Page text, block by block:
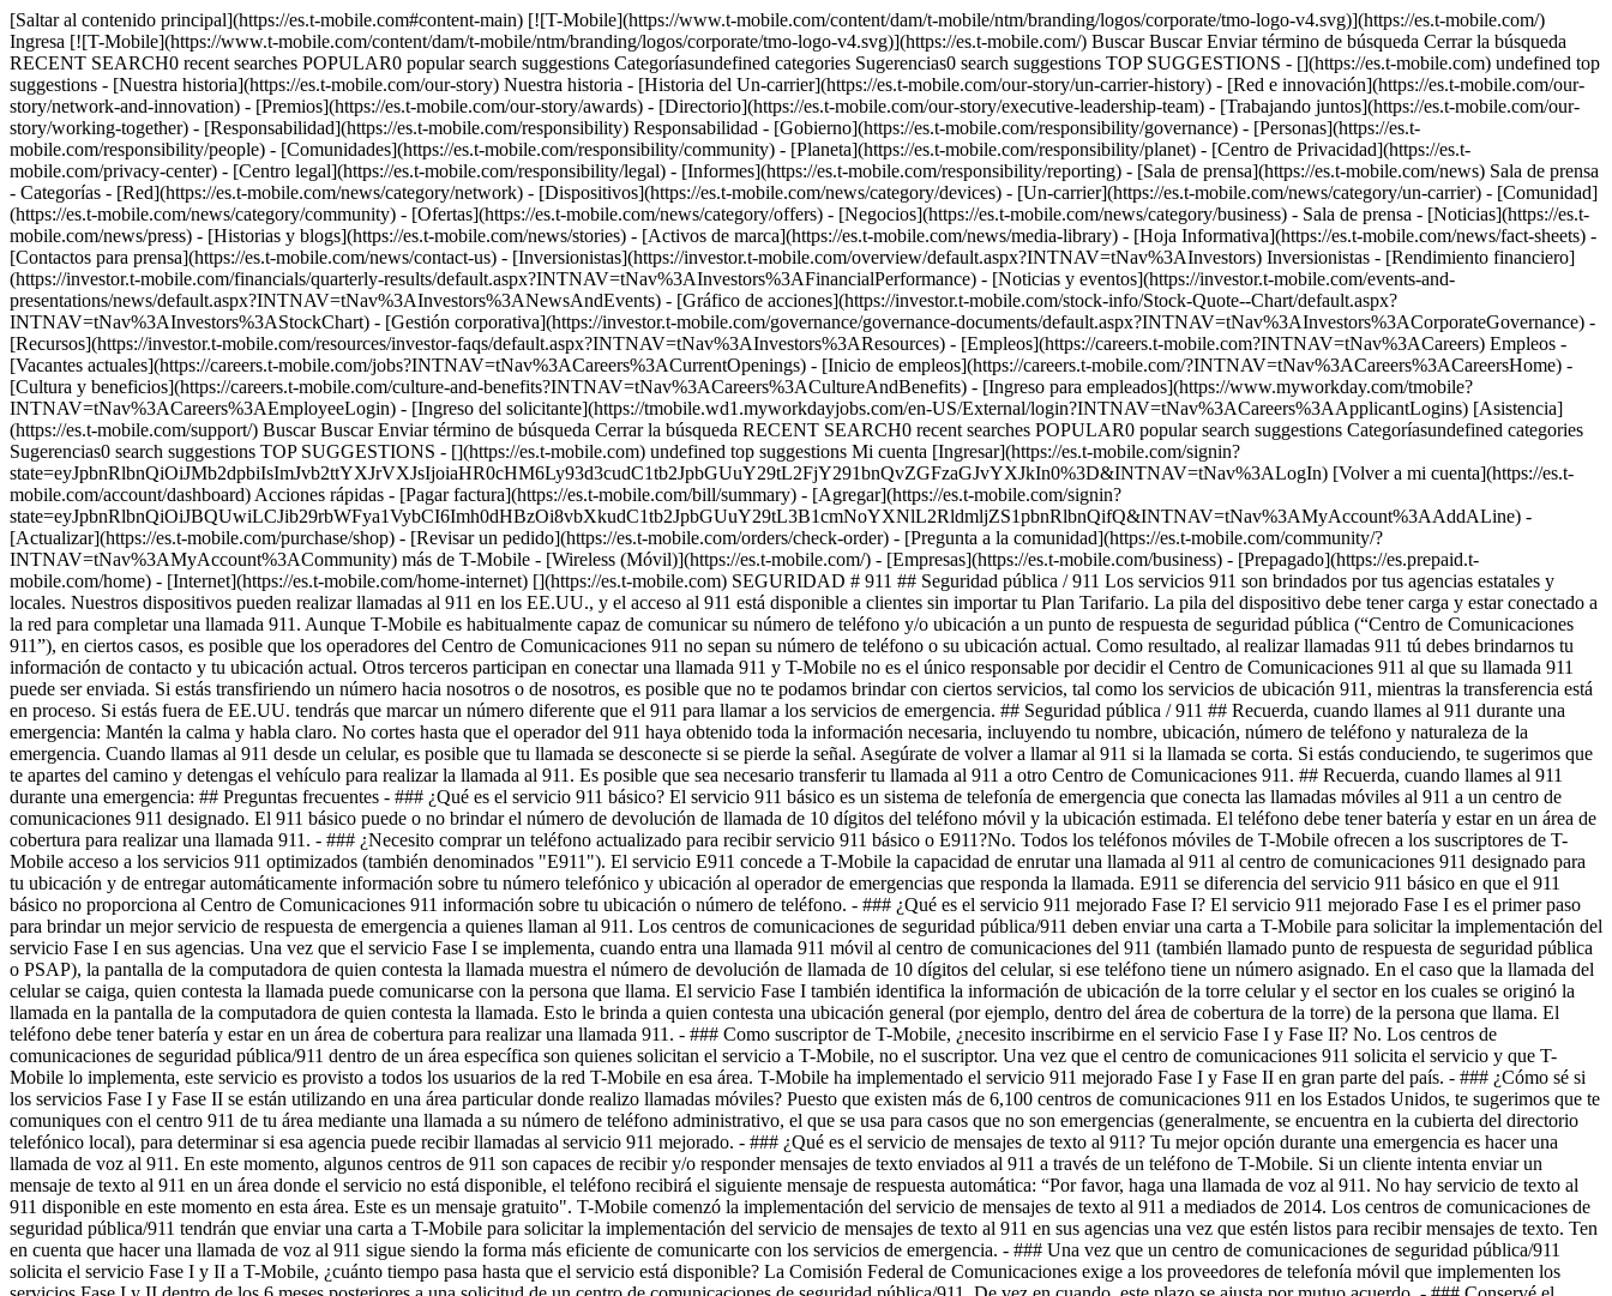
[Saltar al contenido principal](https://es.t-mobile.com#content-main) [![T-Mobile](https://www.t-mobile.com/content/dam/t-mobile/ntm/branding/logos/corporate/tmo-logo-v4.svg)](https://es.t-mobile.com/) Ingresa [![T-Mobile](https://www.t-mobile.com/content/dam/t-mobile/ntm/branding/logos/corporate/tmo-logo-v4.svg)](https://es.t-mobile.com/) Buscar Buscar Enviar término de búsqueda Cerrar la búsqueda RECENT SEARCH0 recent searches POPULAR0 popular search suggestions Categoríasundefined categories Sugerencias0 search suggestions TOP SUGGESTIONS - [](https://es.t-mobile.com) undefined top suggestions - [Nuestra historia](https://es.t-mobile.com/our-story) Nuestra historia - [Historia del Un-carrier](https://es.t-mobile.com/our-story/un-carrier-history) - [Red e innovación](https://es.t-mobile.com/our-story/network-and-innovation) - [Premios](https://es.t-mobile.com/our-story/awards) - [Directorio](https://es.t-mobile.com/our-story/executive-leadership-team) - [Trabajando juntos](https://es.t-mobile.com/our-story/working-together) - [Responsabilidad](https://es.t-mobile.com/responsibility) Responsabilidad - [Gobierno](https://es.t-mobile.com/responsibility/governance) - [Personas](https://es.t-mobile.com/responsibility/people) - [Comunidades](https://es.t-mobile.com/responsibility/community) - [Planeta](https://es.t-mobile.com/responsibility/planet) - [Centro de Privacidad](https://es.t-mobile.com/privacy-center) - [Centro legal](https://es.t-mobile.com/responsibility/legal) - [Informes](https://es.t-mobile.com/responsibility/reporting) - [Sala de prensa](https://es.t-mobile.com/news) Sala de prensa - Categorías - [Red](https://es.t-mobile.com/news/category/network) - [Dispositivos](https://es.t-mobile.com/news/category/devices) - [Un-carrier](https://es.t-mobile.com/news/category/un-carrier) - [Comunidad](https://es.t-mobile.com/news/category/community) - [Ofertas](https://es.t-mobile.com/news/category/offers) - [Negocios](https://es.t-mobile.com/news/category/business) - Sala de prensa - [Noticias](https://es.t-mobile.com/news/press) - [Historias y blogs](https://es.t-mobile.com/news/stories) - [Activos de marca](https://es.t-mobile.com/news/media-library) - [Hoja Informativa](https://es.t-mobile.com/news/fact-sheets) - [Contactos para prensa](https://es.t-mobile.com/news/contact-us) - [Inversionistas](https://investor.t-mobile.com/overview/default.aspx?INTNAV=tNav%3AInvestors) Inversionistas - [Rendimiento financiero](https://investor.t-mobile.com/financials/quarterly-results/default.aspx?INTNAV=tNav%3AInvestors%3AFinancialPerformance) - [Noticias y eventos](https://investor.t-mobile.com/events-and-presentations/news/default.aspx?INTNAV=tNav%3AInvestors%3ANewsAndEvents) - [Gráfico de acciones](https://investor.t-mobile.com/stock-info/Stock-Quote--Chart/default.aspx?INTNAV=tNav%3AInvestors%3AStockChart) - [Gestión corporativa](https://investor.t-mobile.com/governance/governance-documents/default.aspx?INTNAV=tNav%3AInvestors%3ACorporateGovernance) - [Recursos](https://investor.t-mobile.com/resources/investor-faqs/default.aspx?INTNAV=tNav%3AInvestors%3AResources) - [Empleos](https://careers.t-mobile.com?INTNAV=tNav%3ACareers) Empleos - [Vacantes actuales](https://careers.t-mobile.com/jobs?INTNAV=tNav%3ACareers%3ACurrentOpenings) - [Inicio de empleos](https://careers.t-mobile.com/?INTNAV=tNav%3ACareers%3ACareersHome) - [Cultura y beneficios](https://careers.t-mobile.com/culture-and-benefits?INTNAV=tNav%3ACareers%3ACultureAndBenefits) - [Ingreso para empleados](https://www.myworkday.com/tmobile?INTNAV=tNav%3ACareers%3AEmployeeLogin) - [Ingreso del solicitante](https://tmobile.wd1.myworkdayjobs.com/en-US/External/login?INTNAV=tNav%3ACareers%3AApplicantLogins) [Asistencia](https://es.t-mobile.com/support/) Buscar Buscar Enviar término de búsqueda Cerrar la búsqueda RECENT SEARCH0 recent searches POPULAR0 popular search suggestions Categoríasundefined categories Sugerencias0 search suggestions TOP SUGGESTIONS - [](https://es.t-mobile.com) undefined top suggestions Mi cuenta [Ingresar](https://es.t-mobile.com/signin?state=eyJpbnRlbnQiOiJMb2dpbiIsImJvb2ttYXJrVXJsIjoiaHR0cHM6Ly93d3cudC1tb2JpbGUuY29tL2FjY291bnQvZGFzaGJvYXJkIn0%3D&INTNAV=tNav%3ALogIn) [Volver a mi cuenta](https://es.t-mobile.com/account/dashboard) Acciones rápidas - [Pagar factura](https://es.t-mobile.com/bill/summary) - [Agregar](https://es.t-mobile.com/signin?state=eyJpbnRlbnQiOiJBQUwiLCJib29rbWFya1VybCI6Imh0dHBzOi8vbXkudC1tb2JpbGUuY29tL3B1cmNoYXNlL2RldmljZS1pbnRlbnQifQ&INTNAV=tNav%3AMyAccount%3AAddALine) - [Actualizar](https://es.t-mobile.com/purchase/shop) - [Revisar un pedido](https://es.t-mobile.com/orders/check-order) - [Pregunta a la comunidad](https://es.t-mobile.com/community/?INTNAV=tNav%3AMyAccount%3ACommunity) más de T-Mobile - [Wireless (Móvil)](https://es.t-mobile.com/) - [Empresas](https://es.t-mobile.com/business) - [Prepagado](https://es.prepaid.t-mobile.com/home) - [Internet](https://es.t-mobile.com/home-internet) [](https://es.t-mobile.com) SEGURIDAD # 911 ## Seguridad pública / 911 Los servicios 911 son brindados por tus agencias estatales y locales. Nuestros dispositivos pueden realizar llamadas al 911 en los EE.UU., y el acceso al 911 está disponible a clientes sin importar tu Plan Tarifario. La pila del dispositivo debe tener carga y estar conectado a la red para completar una llamada 911. Aunque T-Mobile es habitualmente capaz de comunicar su número de teléfono y/o ubicación a un punto de respuesta de seguridad pública (“Centro de Comunicaciones 911”), en ciertos casos, es posible que los operadores del Centro de Comunicaciones 911 no sepan su número de teléfono o su ubicación actual. Como resultado, al realizar llamadas 911 tú debes brindarnos tu información de contacto y tu ubicación actual. Otros terceros participan en conectar una llamada 911 y T-Mobile no es el único responsable por decidir el Centro de Comunicaciones 911 al que su llamada 911 puede ser enviada. Si estás transfiriendo un número hacia nosotros o de nosotros, es posible que no te podamos brindar con ciertos servicios, tal como los servicios de ubicación 911, mientras la transferencia está en proceso. Si estás fuera de EE.UU. tendrás que marcar un número diferente que el 911 para llamar a los servicios de emergencia. ## Seguridad pública / 911 ## Recuerda, cuando llames al 911 durante una emergencia: Mantén la calma y habla claro. No cortes hasta que el operador del 911 haya obtenido toda la información necesaria, incluyendo tu nombre, ubicación, número de teléfono y naturaleza de la emergencia. Cuando llamas al 911 desde un celular, es posible que tu llamada se desconecte si se pierde la señal. Asegúrate de volver a llamar al 911 si la llamada se corta. Si estás conduciendo, te sugerimos que te apartes del camino y detengas el vehículo para realizar la llamada al 911. Es posible que sea necesario transferir tu llamada al 911 a otro Centro de Comunicaciones 911. ## Recuerda, cuando llames al 911 durante una emergencia: ## Preguntas frecuentes - ### ¿Qué es el servicio 911 básico? El servicio 911 básico es un sistema de telefonía de emergencia que conecta las llamadas móviles al 911 a un centro de comunicaciones 911 designado. El 911 básico puede o no brindar el número de devolución de llamada de 10 dígitos del teléfono móvil y la ubicación estimada. El teléfono debe tener batería y estar en un área de cobertura para realizar una llamada 911. - ### ¿Necesito comprar un teléfono actualizado para recibir servicio 911 básico o E911? ​​​​​​​No. Todos los teléfonos móviles de T-Mobile ofrecen a los suscriptores de T-Mobile acceso a los servicios 911 optimizados (también denominados "E911"). El servicio E911 concede a T-Mobile la capacidad de enrutar una llamada al 911 al centro de comunicaciones 911 designado para tu ubicación y de entregar automáticamente información sobre tu número telefónico y ubicación al operador de emergencias que responda la llamada. E911 se diferencia del servicio 911 básico en que el 911 básico no proporciona al Centro de Comunicaciones 911 información sobre tu ubicación o número de teléfono. - ### ¿Qué es el servicio 911 mejorado Fase I? El servicio 911 mejorado Fase I es el primer paso para brindar un mejor servicio de respuesta de emergencia a quienes llaman al 911. Los centros de comunicaciones de seguridad pública/911 deben enviar una carta a T-Mobile para solicitar la implementación del servicio Fase I en sus agencias. Una vez que el servicio Fase I se implementa, cuando entra una llamada 911 móvil al centro de comunicaciones del 911 (también llamado punto de respuesta de seguridad pública o PSAP), la pantalla de la computadora de quien contesta la llamada muestra el número de devolución de llamada de 10 dígitos del celular, si ese teléfono tiene un número asignado. En el caso que la llamada del celular se caiga, quien contesta la llamada puede comunicarse con la persona que llama. El servicio Fase I también identifica la información de ubicación de la torre celular y el sector en los cuales se originó la llamada en la pantalla de la computadora de quien contesta la llamada. Esto le brinda a quien contesta una ubicación general (por ejemplo, dentro del área de cobertura de la torre) de la persona que llama. El teléfono debe tener batería y estar en un área de cobertura para realizar una llamada 911. - ### Como suscriptor de T-Mobile, ¿necesito inscribirme en el servicio Fase I y Fase II? No. Los centros de comunicaciones de seguridad pública/911 dentro de un área específica son quienes solicitan el servicio a T-Mobile, no el suscriptor. Una vez que el centro de comunicaciones 911 solicita el servicio y que T-Mobile lo implementa, este servicio es provisto a todos los usuarios de la red T-Mobile en esa área. T-Mobile ha implementado el servicio 911 mejorado Fase
- ### Una vez que un centro de comunicaciones de seguridad pública/911
solicita el servicio Fase I y II a T-Mobile, ¿cuánto tiempo pasa hasta que el servicio está disponible? La Comisión Federal de Comunicaciones exige a los proveedores de telefonía móvil que implementen los